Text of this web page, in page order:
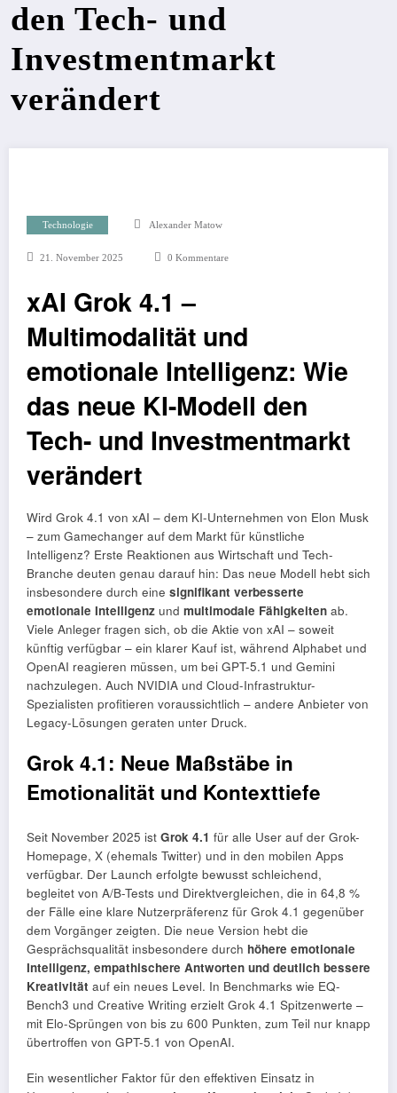
den Tech- und
Investmentmarkt
verändert
Technologie Alexander Matow
21. November 2025 0 Kommentare
xAI Grok 4.1 –
Multimodalität und
emotionale Intelligenz: Wie
das neue KI-Modell den
Tech- und Investmentmarkt
verändert
Wird Grok 4.1 von xAI – dem KI-Unternehmen von Elon Musk
– zum Gamechanger auf dem Markt für künstliche
Intelligenz? Erste Reaktionen aus Wirtschaft und Tech-
Branche deuten genau darauf hin: Das neue Modell hebt sich
insbesondere durch eine signifikant verbesserte
emotionale Intelligenz und multimodale Fähigkeiten ab.
Viele Anleger fragen sich, ob die Aktie von xAI – soweit
künftig verfügbar – ein klarer Kauf ist, während Alphabet und
OpenAI reagieren müssen, um bei GPT-5.1 und Gemini
nachzulegen. Auch NVIDIA und Cloud-Infrastruktur-
Spezialisten profitieren voraussichtlich – andere Anbieter von
Legacy-Lösungen geraten unter Druck.
Grok 4.1: Neue Maßstäbe in
Emotionalität und Kontexttiefe
Seit November 2025 ist Grok 4.1 für alle User auf der Grok-
Homepage, X (ehemals Twitter) und in den mobilen Apps
verfügbar. Der Launch erfolgte bewusst schleichend,
begleitet von A/B-Tests und Direktvergleichen, die in 64,8 %
der Fälle eine klare Nutzerpräferenz für Grok 4.1 gegenüber
dem Vorgänger zeigten. Die neue Version hebt die
Gesprächsqualität insbesondere durch höhere emotionale
Intelligenz, empathischere Antworten und deutlich bessere
Kreativität auf ein neues Level. In Benchmarks wie EQ-
Bench3 und Creative Writing erzielt Grok 4.1 Spitzenwerte –
mit Elo-Sprüngen von bis zu 600 Punkten, zum Teil nur knapp
übertroffen von GPT-5.1 von OpenAI.
Ein wesentlicher Faktor für den effektiven Einsatz in